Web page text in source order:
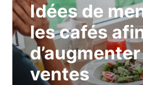
Idées de
les cafés
ventes